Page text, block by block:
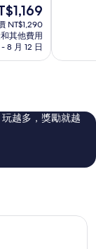
NT$1,290
其他費用
8 月 12 日
常
評
論
越多，獎勵就越